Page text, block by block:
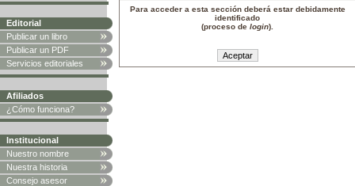
Editorial
Publicar un libro
Publicar un PDF
Servicios editoriales
Afiliados
¿Cómo funciona?
Institucional
Nuestro nombre
Nuestra historia
Consejo asesor
Para acceder a esta sección deberá estar debidamente
identificado
(proceso de login).